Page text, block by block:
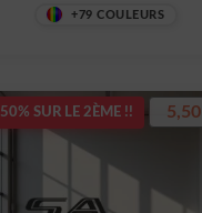
+79 COULEURS
50% SUR LE 2ÈME !! 5,50